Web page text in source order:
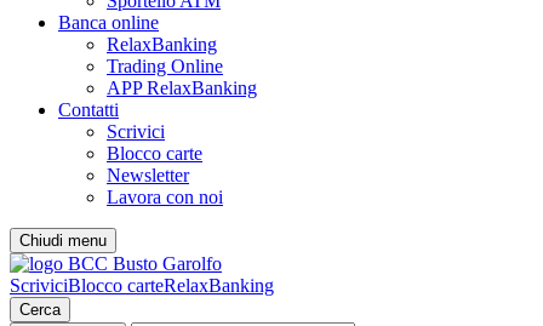
Banca online
RelaxBanking
Trading Online
APP RelaxBanking
Contatti
Scrivici
Blocco carte
Newsletter
Lavora con noi
Chiudi menu
ScriviciBlocco carteRelaxBanking
Cerca